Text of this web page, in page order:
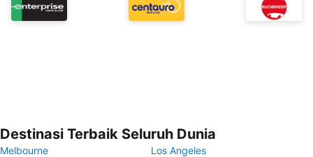
Destinasi Terbaik Seluruh Dunia
Melbourne
Los Angeles